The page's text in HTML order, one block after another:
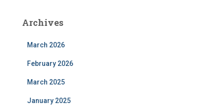
Archives
March 2026
February 2026
March 2025
January 2025